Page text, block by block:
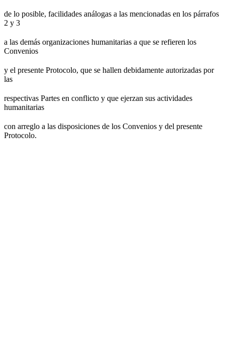
de lo posible, facilidades análogas a las mencionadas en los párrafos
2 y 3
a las demás organizaciones humanitarias a que se refieren los
Convenios
y el presente Protocolo, que se hallen debidamente autorizadas por
las
respectivas Partes en conflicto y que ejerzan sus actividades
humanitarias
con arreglo a las disposiciones de los Convenios y del presente
Protocolo.